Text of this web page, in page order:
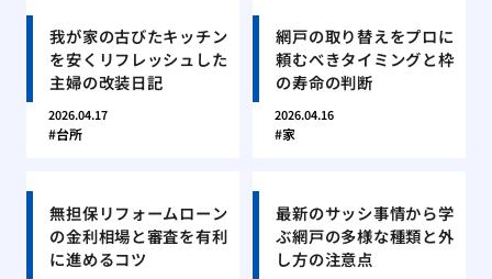
我が家の古びたキッチン
を安くリフレッシュした
主婦の改装日記
2026.04.17
台所
網戸の取り替えをプロに
頼むべきタイミングと枠
の寿命の判断
2026.04.16
家
無担保リフォームローン
の金利相場と審査を有利
に進めるコツ
最新のサッシ事情から学
ぶ網戸の多様な種類と外
し方の注意点